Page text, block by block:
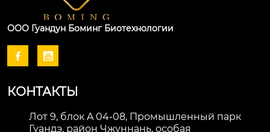
ООО Гуандун Боминг Биотехнологии
 
КОНТАКТЫ
Лот 9, блок A 04-08, Промышленный парк
Гуандэ, район Чжуннань, особая